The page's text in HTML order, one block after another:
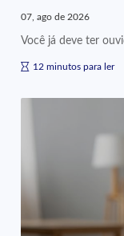
07, ago de 2026
Você já deve ter
12 minutos para ler